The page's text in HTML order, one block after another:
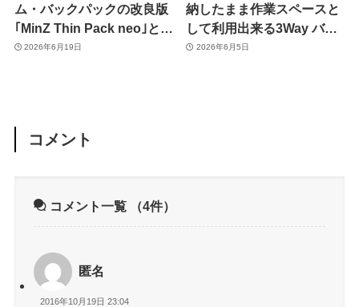
ム・バックパックの改良版
｢MinZ Thin Pack neo｣と
｢MinZ Thin Pack Pro｣が登
2026年6月19日
納したまま作業スペースと
して利用出来る3Way バッ
グ『MinZ mono BAG for
2026年6月5日
コメント
コメント一覧 （4件）
匿名
2016年10月19日 23:04